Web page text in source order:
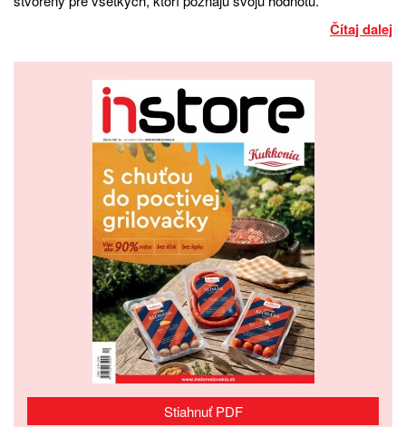
Čítaj dalej
Stiahnuť PDF